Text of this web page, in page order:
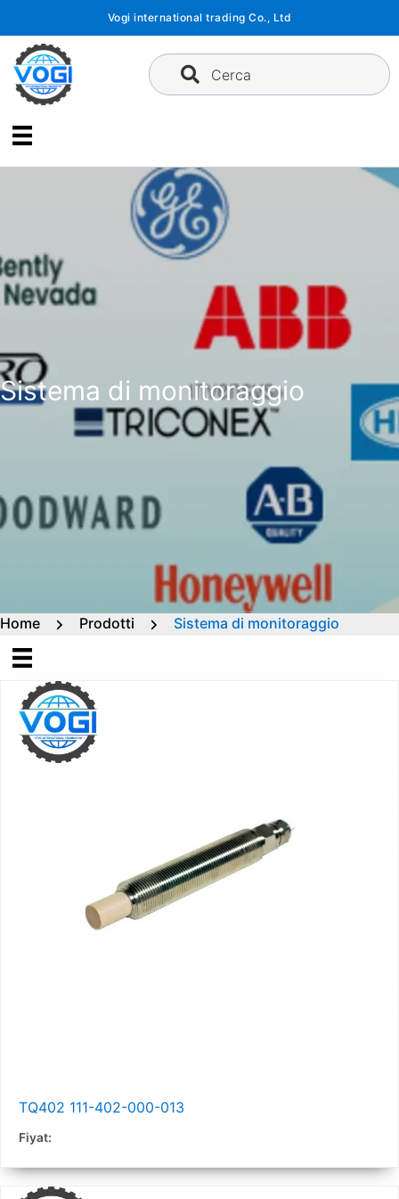
contenuto
Vogi international trading Co., Ltd
Cerca
Sistema di monitoraggio
Home Prodotti Sistema di monitoraggio
TQ402 111-402-000-013
Fiyat: